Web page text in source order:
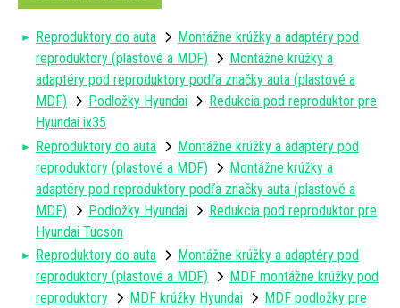
Reproduktory do auta
Montážne krúžky a adaptéry pod
reproduktory (plastové a MDF)
Montážne krúžky a
adaptéry pod reproduktory podľa značky auta (plastové a
MDF)
Podložky Hyundai
Redukcia pod reproduktor pre
Hyundai ix35
Reproduktory do auta
Montážne krúžky a adaptéry pod
reproduktory (plastové a MDF)
Montážne krúžky a
adaptéry pod reproduktory podľa značky auta (plastové a
MDF)
Podložky Hyundai
Redukcia pod reproduktor pre
Hyundai Tucson
Reproduktory do auta
Montážne krúžky a adaptéry pod
reproduktory (plastové a MDF)
MDF montážne krúžky pod
reproduktory
MDF krúžky Hyundai
MDF podložky pre